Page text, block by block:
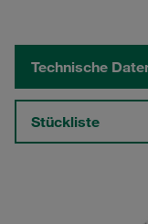
Technische
Stückliste